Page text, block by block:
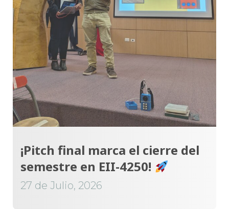
¡Pitch final marca el cierre del
semestre en EII-4250!
27 de Julio, 2026